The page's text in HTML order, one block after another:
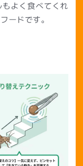
よく食べてくれ
ードです。